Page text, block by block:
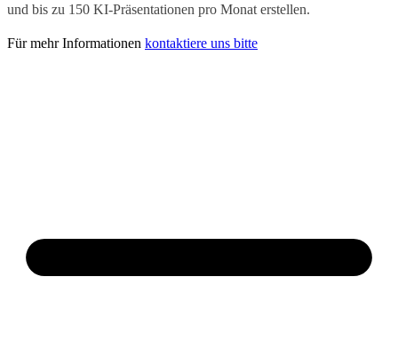
und bis zu 150 KI-Präsentationen pro Monat erstellen.
Für mehr Informationen kontaktiere uns bitte